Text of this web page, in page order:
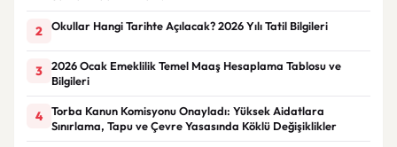
2 Okullar Hangi Tarihte Açılacak? 2026 Yılı Tatil Bilgileri
3
2026 Ocak Emeklilik Temel Maaş Hesaplama Tablosu ve
Bilgileri
4
Torba Kanun Komisyonu Onayladı: Yüksek Aidatlara
Sınırlama, Tapu ve Çevre Yasasında Köklü Değişiklikler